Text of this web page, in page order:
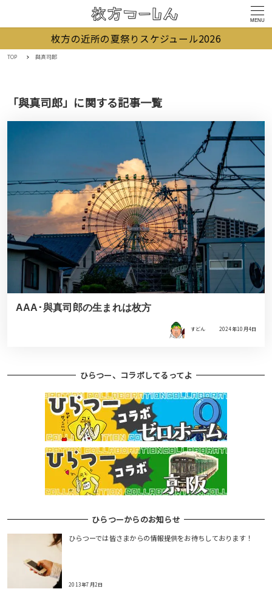
MENU
枚方の近所の夏祭りスケジュール2026
TOP 與真司郎
「與真司郎」に関する記事一覧
AAA･與真司郎の生まれは枚方
すどん 2024年10月4日
ひらつー、コラボしてるってよ
ひらつーからのお知らせ
ひらつーでは皆さまからの情報提供をお待ちしております！
2013年7月2日